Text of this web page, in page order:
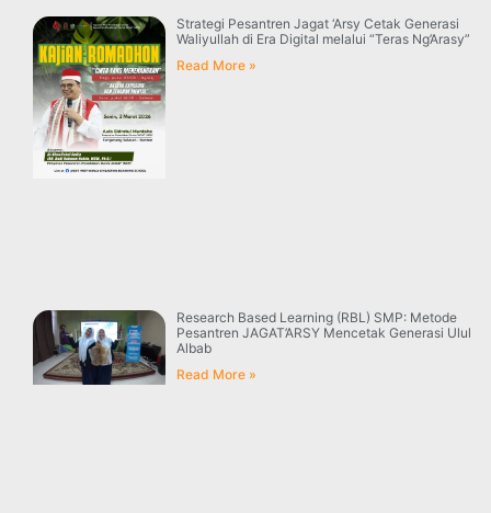
Strategi Pesantren Jagat ‘Arsy Cetak Generasi
Waliyullah di Era Digital melalui “Teras Ng’Arasy”
Read More »
Research Based Learning (RBL) SMP: Metode
Pesantren JAGAT’ARSY Mencetak Generasi Ulul
Albab
Read More »